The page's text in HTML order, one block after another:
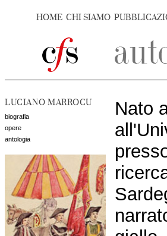
HOME CHI SIAMO
LUCIANO MARROCU
biografia
opere
antologia
Nato